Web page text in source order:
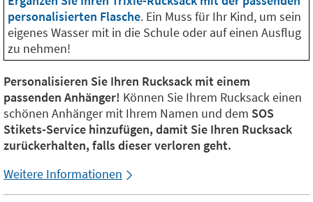
personalisierten Flasche. Ein Muss für Ihr Kind, um sein
eigenes Wasser mit in die Schule oder auf einen Ausflug
zu nehmen!
Personalisieren Sie Ihren Rucksack mit einem
passenden Anhänger! Können Sie Ihrem Rucksack einen
schönen Anhänger mit Ihrem Namen und dem SOS
Stikets-Service hinzufügen, damit Sie Ihren Rucksack
zurückerhalten, falls dieser verloren geht.
Weitere Informationen